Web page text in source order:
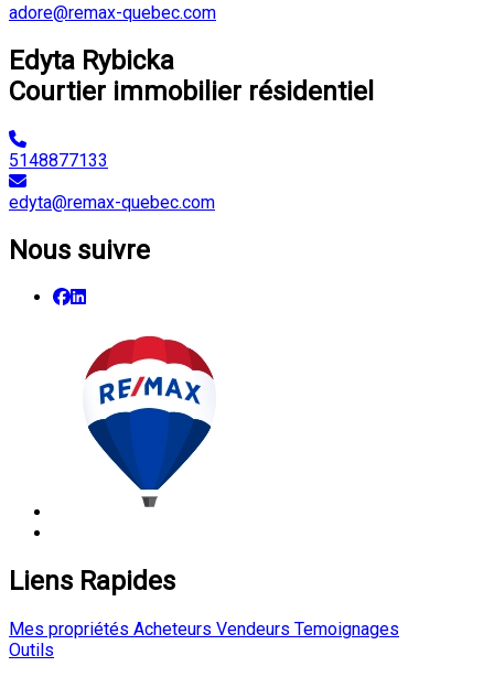
adore@remax-quebec.com
Edyta Rybicka
Courtier immobilier résidentiel
5148877133
edyta@remax-quebec.com
Nous suivre
Liens Rapides
Mes propriétés Acheteurs Vendeurs Temoignages
Outils